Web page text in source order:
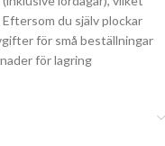
du själv plockar
för små beställningar
för lagring